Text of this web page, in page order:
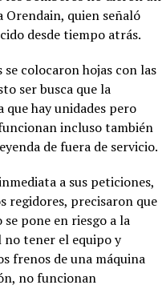
Orendain, quien señaló
desde tiempo atrás.
colocaron hojas con las
ser busca que la
que hay unidades pero
incluso también
de fuera de servicio.
a sus peticiones,
regidores, precisaron que
pone en riesgo a la
no tener el equipo y
frenos de una máquina
no funcionan